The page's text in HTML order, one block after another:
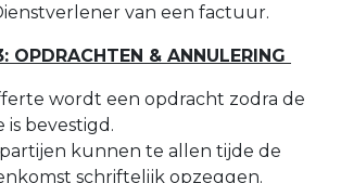
van een factuur.
OPDRACHTEN & ANNULERING
wordt een opdracht zodra de
is bevestigd.
kunnen te allen tijde de
schriftelijk opzeggen.